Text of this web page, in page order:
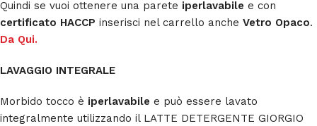
Quindi se vuoi ottenere una parete iperlavabile e con
certificato HACCP inserisci nel carrello anche Vetro Opaco.
Da Qui.
LAVAGGIO INTEGRALE
Morbido tocco è iperlavabile e può essere lavato
integralmente utilizzando il LATTE DETERGENTE GIORGIO